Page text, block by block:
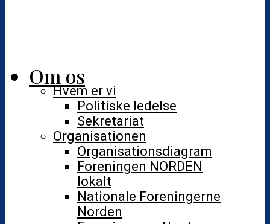
Om os
Hvem er vi
Politiske ledelse
Sekretariat
Organisationen
Organisationsdiagram
Foreningen NORDEN
lokalt
Nationale Foreningerne
Norden